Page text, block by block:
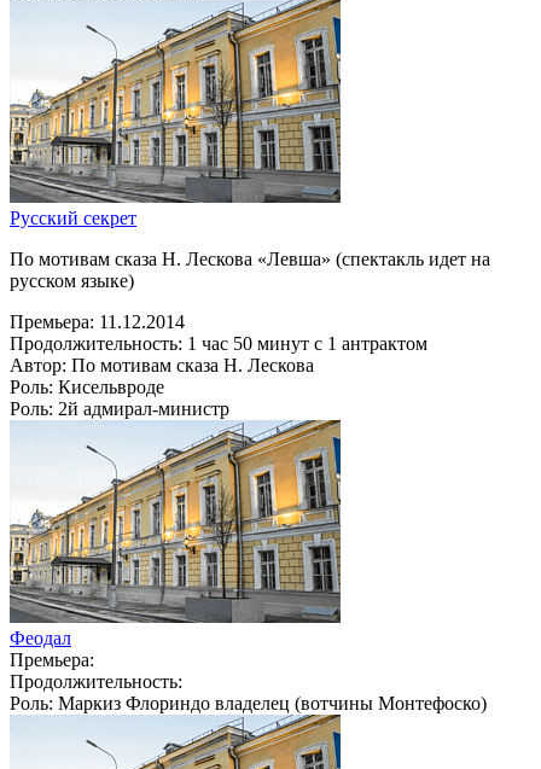
Русский секрет
По мотивам сказа Н. Лескова «Левша» (спектакль идет на
русском языке)
Премьера: 11.12.2014
Продолжительность: 1 час 50 минут с 1 антрактом
Автор: По мотивам сказа Н. Лескова
Роль: Кисельвроде
Роль: 2й адмирал-министр
Феодал
Премьера:
Продолжительность:
Роль: Маркиз Флориндо владелец (вотчины Монтефоско)